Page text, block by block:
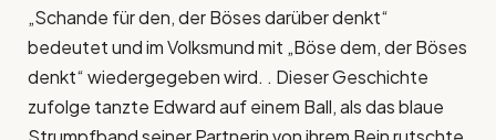
„Schande für den, der Böses darüber denkt“
bedeutet und im Volksmund mit „Böse dem, der Böses
denkt“ wiedergegeben wird. . Dieser Geschichte
zufolge tanzte Edward auf einem Ball, als das blaue